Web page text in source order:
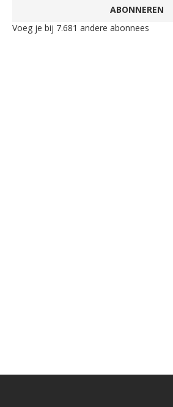
ABONNEREN
Voeg je bij 7.681 andere abonnees